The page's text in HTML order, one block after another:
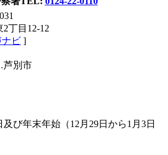
丁目12-12
ビ ]
別市
び年末年始（12月29日から1月3日